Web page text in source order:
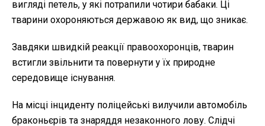
вигляді петель, у які потрапили чотири бабаки. Ці
тварини охороняються державою як вид, що зникає.
Завдяки швидкій реакції правоохоронців, тварин
встигли звільнити та повернути у їх природне
середовище існування.
На місці інциденту поліцейські вилучили автомобіль
браконьєрів та знаряддя незаконного лову. Слідчі